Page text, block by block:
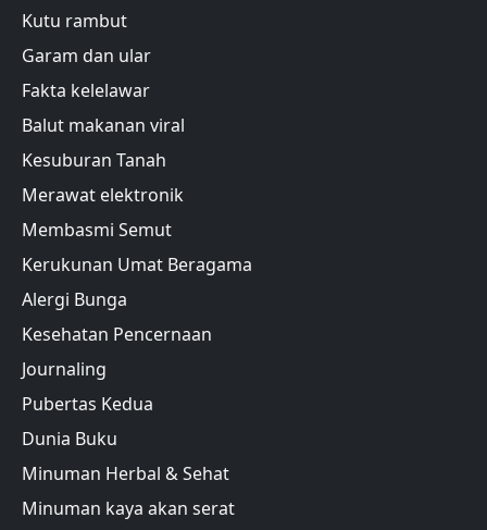
Kutu rambut
Garam dan ular
Fakta kelelawar
Balut makanan viral
Kesuburan Tanah
Merawat elektronik
Membasmi Semut
Kerukunan Umat Beragama
Alergi Bunga
Kesehatan Pencernaan
Journaling
Pubertas Kedua
Dunia Buku
Minuman Herbal & Sehat
Minuman kaya akan serat